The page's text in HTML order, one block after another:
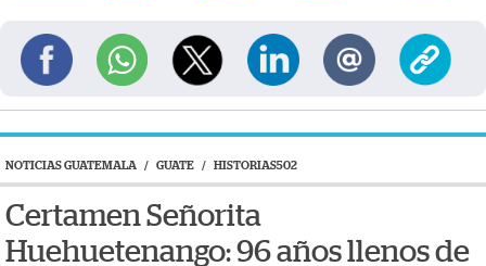
NOTICIAS GUATEMALA / GUATE / HISTORIAS502
Certamen Señorita
Huehuetenango: 96 años llenos de